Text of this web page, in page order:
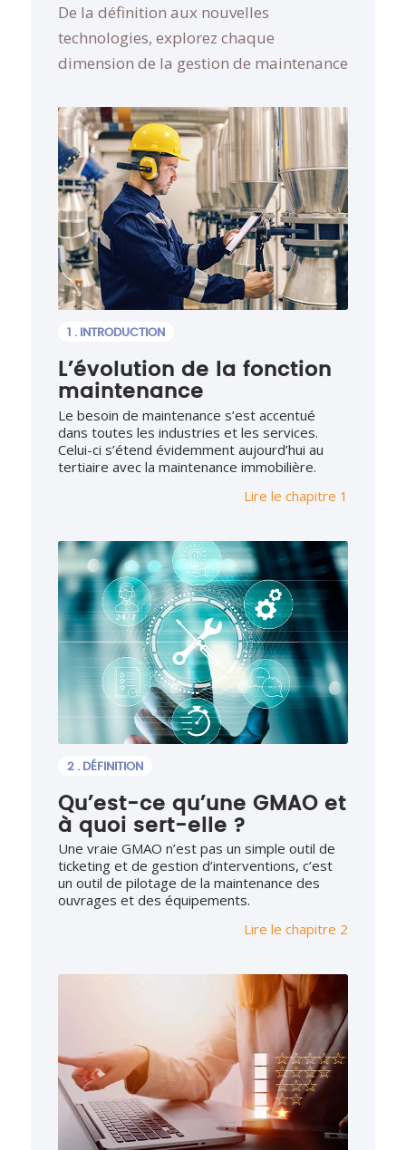
De la définition aux nouvelles
technologies, explorez chaque
dimension de la gestion de maintenance
1 . INTRODUCTION
L’évolution de la fonction
maintenance
Le besoin de maintenance s’est accentué
dans toutes les industries et les services.
Celui-ci s’étend évidemment aujourd’hui au
tertiaire avec la maintenance immobilière.
Lire le chapitre 1
2 . DÉFINITION
Qu’est-ce qu’une GMAO et
à quoi sert-elle ?
Une vraie GMAO n’est pas un simple outil de
ticketing et de gestion d’interventions, c’est
un outil de pilotage de la maintenance des
ouvrages et des équipements.
Lire le chapitre 2